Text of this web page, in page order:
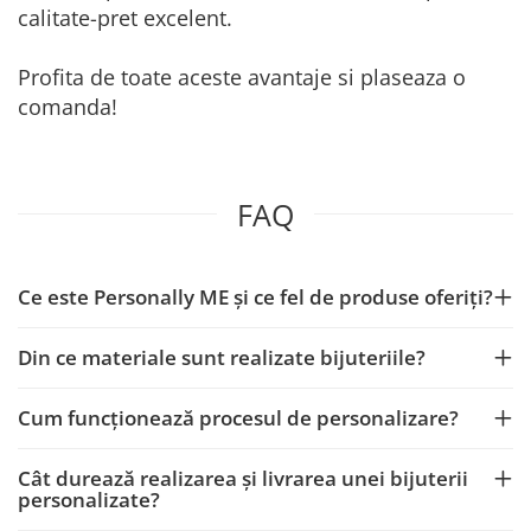
calitate-pret excelent.
Profita de toate aceste avantaje si plaseaza o
comanda!
FAQ
Ce este Personally ME și ce fel de produse oferiți?
Din ce materiale sunt realizate bijuteriile?
Cum funcționează procesul de personalizare?
Cât durează realizarea și livrarea unei bijuterii
personalizate?